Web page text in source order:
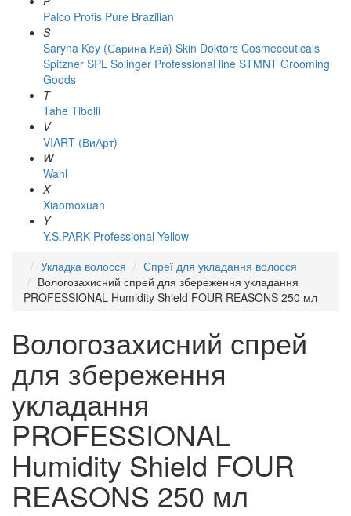
Palco Profis Pure Brazilian
S
Saryna Key (Сарина Кей) Skin Doktors Cosmeceuticals
Spitzner SPL Solinger Professional line STMNT Grooming
Goods
T
Tahe Tibolli
V
VIART (ВиАрт)
W
Wahl
X
Xiaomoxuan
Y
Y.S.PARK Professional Yellow
Укладка волосся
Спреї для укладання волосся
Вологозахисний спрей для збереження укладання
PROFESSIONAL Humidity Shield FOUR REASONS 250 мл
Вологозахисний спрей
для збереження
укладання
PROFESSIONAL
Humidity Shield FOUR
REASONS 250 мл